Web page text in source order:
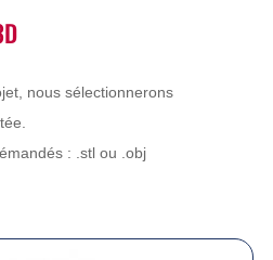
nous sélectionnerons
: .stl ou .obj